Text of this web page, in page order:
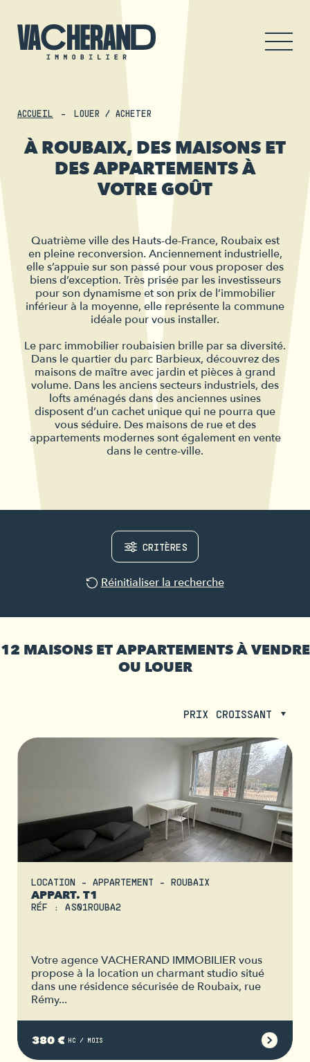
ACCUEIL LOUER / ACHETER
À ROUBAIX, DES MAISONS ET
DES APPARTEMENTS À
VOTRE GOÛT
Quatrième ville des Hauts-de-France, Roubaix est
en pleine reconversion. Anciennement industrielle,
elle s’appuie sur son passé pour vous proposer des
biens d’exception. Très prisée par les investisseurs
pour son dynamisme et son prix de l’immobilier
inférieur à la moyenne, elle représente la commune
idéale pour vous installer.
Le parc immobilier roubaisien brille par sa diversité.
Dans le quartier du parc Barbieux, découvrez des
maisons de maître avec jardin et pièces à grand
volume. Dans les anciens secteurs industriels, des
lofts aménagés dans des anciennes usines
disposent d’un cachet unique qui ne pourra que
vous séduire. Des maisons de rue et des
appartements modernes sont également en vente
dans le centre-ville.
Réinitialiser la recherche
CRITÈRES
12 MAISONS ET APPARTEMENTS À VENDRE
OU LOUER
PRIX CROISSANT
LOCATION - APPARTEMENT - ROUBAIX
APPART. T1
RÉF : AS01ROUBA2
Votre agence VACHERAND IMMOBILIER vous
propose à la location un charmant studio situé
dans une résidence sécurisée de Roubaix, rue
Rémy...
380 € HC / MOIS